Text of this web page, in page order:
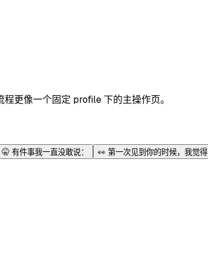
更像一个固定 profile 下的主操作页。
🤫 有件事我一直没敢说： 👀 第一次见到你的时候，我觉得